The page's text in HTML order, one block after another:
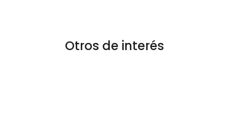
Otros de interés